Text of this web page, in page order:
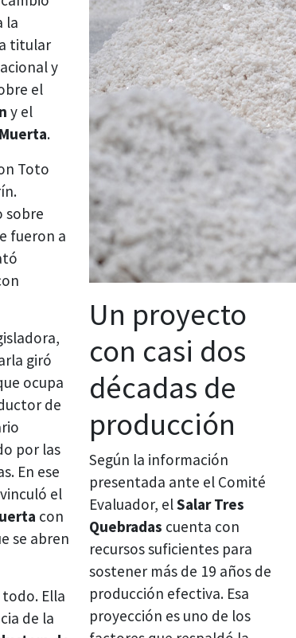
la
titular
y
el
y el
.
Toto
sobre
fueron a
giró
ocupa
de
por las
En ese
el
con
se abren
Ella
de la
Un proyecto
con casi dos
décadas de
producción
Según la información
presentada ante el Comité
Evaluador, elSalar Tres
Quebradas cuenta con
recursos suficientes para
sostener más de 19 años de
producción efectiva. Esa
proyección es uno de los